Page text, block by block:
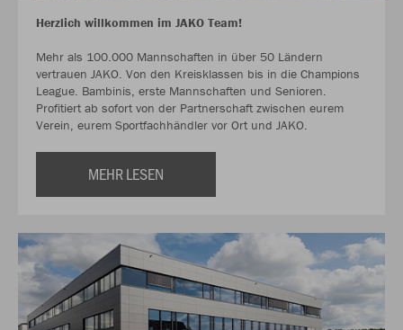
Herzlich willkommen im JAKO Team!
Mehr als 100.000 Mannschaften in über 50 Ländern
vertrauen JAKO. Von den Kreisklassen bis in die Champions
League. Bambinis, erste Mannschaften und Senioren.
Profitiert ab sofort von der Partnerschaft zwischen eurem
Verein, eurem Sportfachhändler vor Ort und JAKO.
MEHR LESEN